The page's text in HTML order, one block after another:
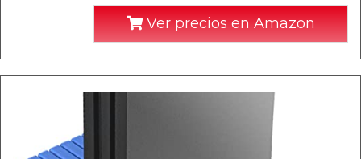
Ver precios en Amazon